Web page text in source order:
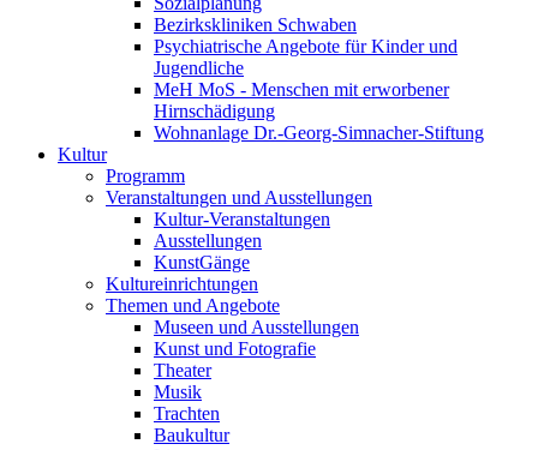
Bezirkskliniken Schwaben
Psychiatrische Angebote für Kinder und
Jugendliche
MeH MoS - Menschen mit erworbener
Hirnschädigung
Wohnanlage Dr.-Georg-Simnacher-Stiftung
Kultur
Programm
Veranstaltungen und Ausstellungen
Kultur-Veranstaltungen
Ausstellungen
KunstGänge
Kultureinrichtungen
Themen und Angebote
Museen und Ausstellungen
Kunst und Fotografie
Theater
Musik
Trachten
Baukultur